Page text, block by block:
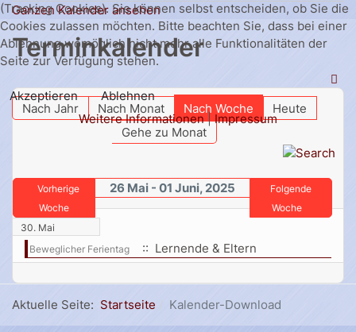
Ganzen Kalender ansehen
Terminkalender
Nach Jahr Nach Monat Nach Woche
Heute
Gehe zu Monat
Vorherige
Woche
26 Mai - 01 Juni, 2025
Folgende
Woche
30. Mai
Beweglicher Ferientag
:: Lernende & Eltern
Aktuelle Seite: Startseite Kalender-Download
(Tracking Cookies). Sie können selbst entscheiden, ob Sie die
Cookies zulassen möchten. Bitte beachten Sie, dass bei einer
Ablehnung womöglich nicht mehr alle Funktionalitäten der
Seite zur Verfügung stehen.
Akzeptieren
Ablehnen
Weitere Informationen|Impressum